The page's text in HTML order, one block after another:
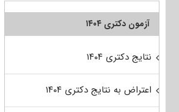
آزمون دکتری ۱۴۰۴
نتایج دکتری ۱۴۰۴
اعتراض به نتایج دکتری ۱۴۰۴